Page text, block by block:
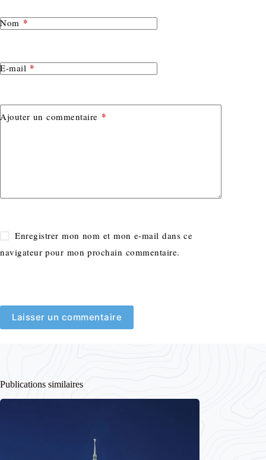
Nom *
E-mail *
Ajouter un commentaire *
Enregistrer mon nom et mon e-mail dans ce
navigateur pour mon prochain commentaire.
Laisser un commentaire
Publications similaires